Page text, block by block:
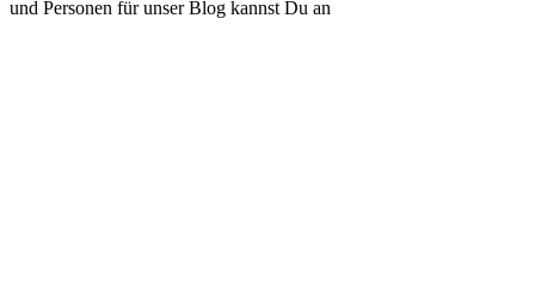
und Personen für unser Blog kannst Du an